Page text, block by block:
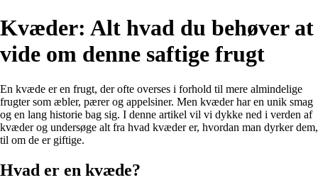
Kvæder: Alt hvad du behøver at
vide om denne saftige frugt
En kvæde er en frugt, der ofte overses i forhold til mere almindelige
frugter som æbler, pærer og appelsiner. Men kvæder har en unik smag
og en lang historie bag sig. I denne artikel vil vi dykke ned i verden af
kvæder og undersøge alt fra hvad kvæder er, hvordan man dyrker dem,
til om de er giftige.
Hvad er en kvæde?